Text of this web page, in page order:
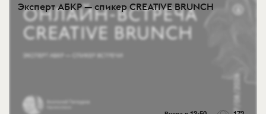
Эксперт АБКР — спикер CREATIVE BRUNCH